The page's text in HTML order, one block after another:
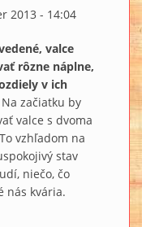
2013 - 14:04
valce
rôzne náplne,
v ich
Na začiatku by
valce s dvoma
vzhľadom na
stav
niečo, čo
nás kvária.